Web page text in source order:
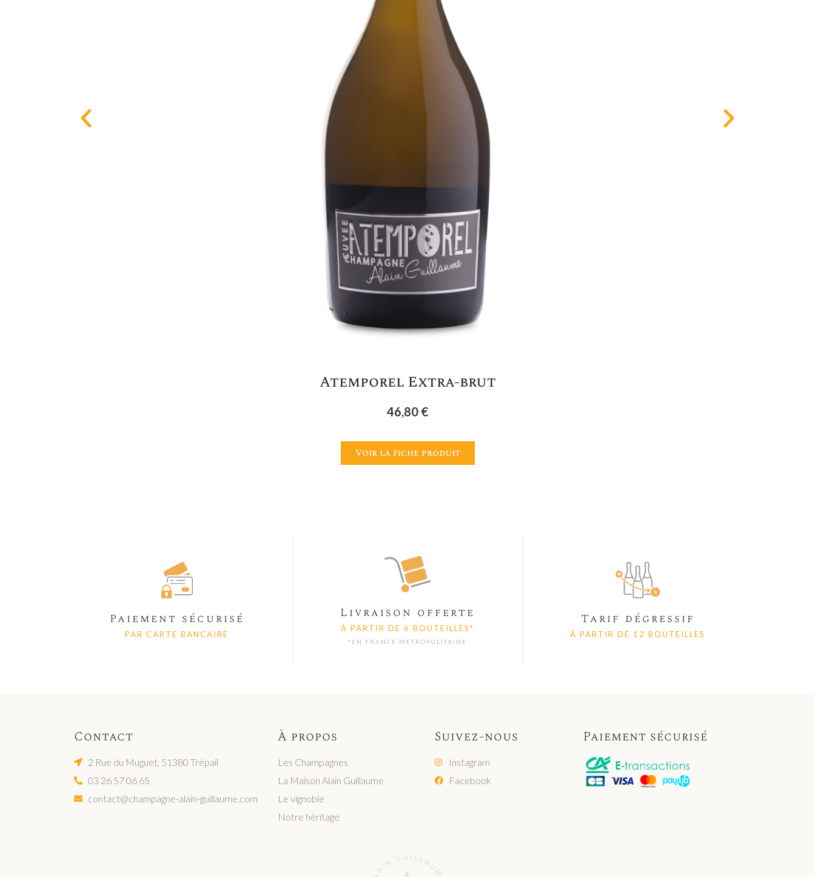
Atemporel Extra-brut
46,80 €
Voir la fiche produit
Paiement sécurisé
PAR CARTE BANCAIRE
Livraison offerte
À PARTIR DE 6 BOUTEILLES*
*EN FRANCE MÉTROPOLITAINE
Tarif dégressif
À PARTIR DE 12 BOUTEILLES
Contact
2 Rue du Muguet, 51380 Trépail
03 26 57 06 65
contact@champagne-alain-guillaume.com
À propos
Les Champagnes
La Maison Alain Guillaume
Le vignoble
Notre héritage
Suivez-nous
Instagram
Facebook
Paiement sécurisé